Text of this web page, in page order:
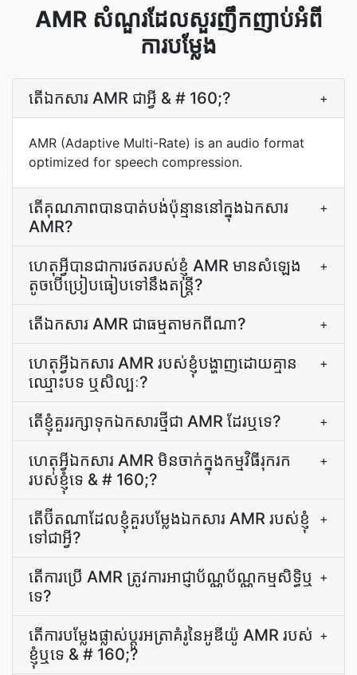
AMR សំណួរដែលសួរញឹកញាប់អំពី
ការបម្លែង
តើ​ឯកសារ AMR ជា​អ្វី & # 160;? +
AMR (Adaptive Multi-Rate) is an audio format
optimized for speech compression.
តើ​គុណភាព​បាន​បាត់បង់​ប៉ុន្មាន​នៅ​ក្នុង​ឯកសារ
AMR?
+
ហេតុអ្វី​បាន​ជា​ការ​ថត​របស់​ខ្ញុំ AMR មាន​សំឡេង​
តូច​បើ​ប្រៀបធៀប​ទៅ​នឹង​តន្ត្រី?
+
តើ​ឯកសារ AMR ជា​ធម្មតា​មក​ពី​ណា​? +
ហេតុ​អ្វី​ឯកសារ AMR របស់​ខ្ញុំ​បង្ហាញ​ដោយ​គ្មាន​
ឈ្មោះ​បទ ឬ​សិល្បៈ​?
+
តើ​ខ្ញុំ​គួរ​រក្សាទុក​ឯកសារ​ថ្មី​ជា AMR ដែរឬទេ? +
ហេតុ​អ្វី​ឯកសារ AMR មិន​ចាក់​ក្នុង​កម្មវិធី​រុករក​
របស់​ខ្ញុំ​ទេ & # 160;?
+
តើ​ប៊ីត​ណា​ដែល​ខ្ញុំ​គួរ​បម្លែង​ឯកសារ AMR របស់​ខ្ញុំ​
ទៅ​ជា​អ្វី​?
+
តើ​ការ​ប្រើ AMR ត្រូវការ​អាជ្ញាប័ណ្ណ​ប័ណ្ណ​កម្មសិទ្ធិ​ឬ​
ទេ?
+
តើ​ការ​បម្លែង​ផ្លាស់ប្ដូរ​អត្រា​គំរូ​នៃ​អូឌីយ៉ូ AMR របស់​
ខ្ញុំ​ឬ​ទេ & # 160;?
+